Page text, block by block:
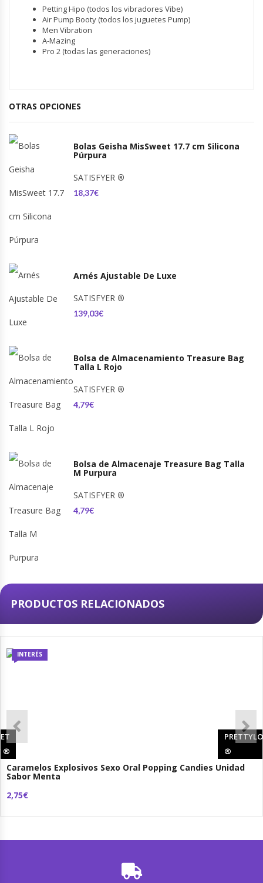
Petting Hipo (todos los vibradores Vibe)
Air Pump Booty (todos los juguetes Pump)
Men Vibration
A-Mazing
Pro 2 (todas las generaciones)
OTRAS OPCIONES
Bolas Geisha MisSweet 17.7 cm Silicona
Púrpura
SATISFYER ®
18,37€
Arnés Ajustable De Luxe
SATISFYER ®
139,03€
Bolsa de Almacenamiento Treasure Bag
Talla L Rojo
SATISFYER ®
4,79€
Bolsa de Almacenaje Treasure Bag Talla
M Purpura
SATISFYER ®
4,79€
PRODUCTOS RELACIONADOS
INTERÉS
®
Caramelos Explosivos Sexo Oral Popping Candies Unidad
Sabor Menta
2,75€
®